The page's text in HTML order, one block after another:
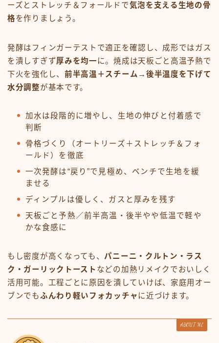
ーズとストレッチ＆フォールドで気泡を支える生地の骨
格を作りましょう。
発酵はフィンガーテストで適正を確認し、成形ではガス
を潰しすぎず厚みを均一 に。焼成は天板ごと高温予熱で
下火を強化し、 前半高温＋スチーム→後半温度を下げて
水分調整が基本です。
加水は段階的に増やし、生地の伸びと付着感で
判断
骨格づくり（オートリーズ＋ストレッチ＆フォ
ールド）を徹底
一次発酵は“戻り”で見極め、ベンチで生地を緩
ませる
ディンプルは優しく、ガスと厚みを残す
天板ごと予熱／前半高温・後半やや低温で軽や
かな食感に
もし密度が高くなっても、 パニーニ・クルトン・ラス
ク・ガーリックトースト などの加熱リメイクでおいしく
活用可能。工程ごとに原因を潰していけば、家庭用オー
ブンでもふんわり軽いフォカッチャ に近づけます。
ABOUT ME